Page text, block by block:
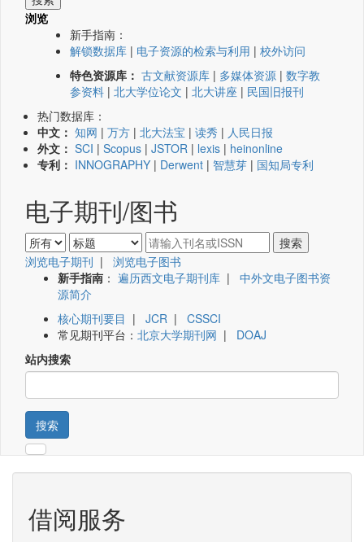
浏览
新手指南：
解锁数据库 | 电子资源的检索与利用 | 校外访问
特色资源库： 古文献资源库 | 多媒体资源 | 数字教
参资料 | 北大学位论文 | 北大讲座 | 民国旧报刊
热门数据库：
中文： 知网 | 万方 | 北大法宝 | 读秀 | 人民日报
外文： SCI | Scopus | JSTOR | lexis | heinonline
专利： INNOGRAPHY | Derwent | 智慧芽 | 国知局专利
电子期刊/图书
浏览电子期刊 | 浏览电子图书
新手指南 ： 遍历西文电子期刊库 | 中外文电子图书资
源简介
核心期刊要目 | JCR | CSSCI
常见期刊平台： 北京大学期刊网 | DOAJ
站内搜索
搜索
借阅服务